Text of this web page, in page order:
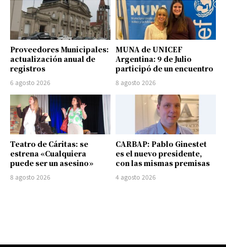
Proveedores Municipales:
actualización anual de
registros
6 agosto 2026
MUNA de UNICEF
Argentina: 9 de Julio
participó de un encuentro
8 agosto 2026
Teatro de Cáritas: se
estrena «Cualquiera
puede ser un asesino»
8 agosto 2026
CARBAP: Pablo Ginestet
es el nuevo presidente,
con las mismas premisas
4 agosto 2026